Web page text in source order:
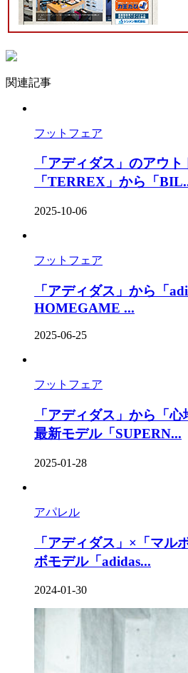
関連記事
フットフェア
「アディダス」のアウ
「TERREX」から「
2025-10-06
フットフェア
「アディダス」から「
HOMEGAME ...
2025-06-25
フットフェア
「アディダス」から「
最新モデル「SUPERN...
2025-01-28
アパレル
「アディダス」×「マル
ボモデル「adidas...
2024-01-30